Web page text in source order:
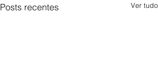
Posts recentes Ver tudo